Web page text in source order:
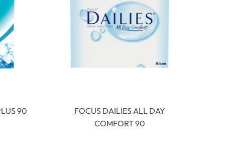
90
FOCUS DAILIES ALL DAY
COMFORT 90